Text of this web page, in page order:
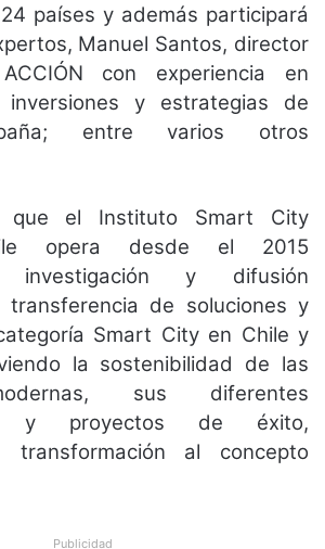
países y además participará
Manuel Santos, director
con experiencia en
inversiones y estrategias de
entre varios otros
que el Instituto Smart City
opera desde el 2015
investigación y difusión
de soluciones y
Smart City en Chile y
la sostenibilidad de las
sus diferentes
y proyectos de éxito,
transformación al concepto
Publicidad